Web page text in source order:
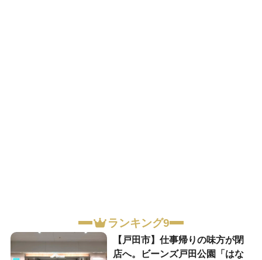
ランキング9
【戸田市】仕事帰りの味方が閉
店へ。ビーンズ戸田公園「はな